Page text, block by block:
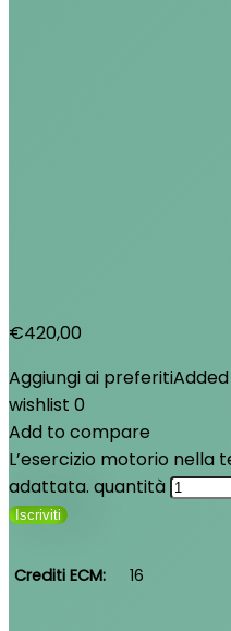
€420,00
Aggiungi ai preferiti
wishlist 0
Add to compare
L’esercizio motorio nella
adattata. quantità
Iscriviti
Crediti ECM 16